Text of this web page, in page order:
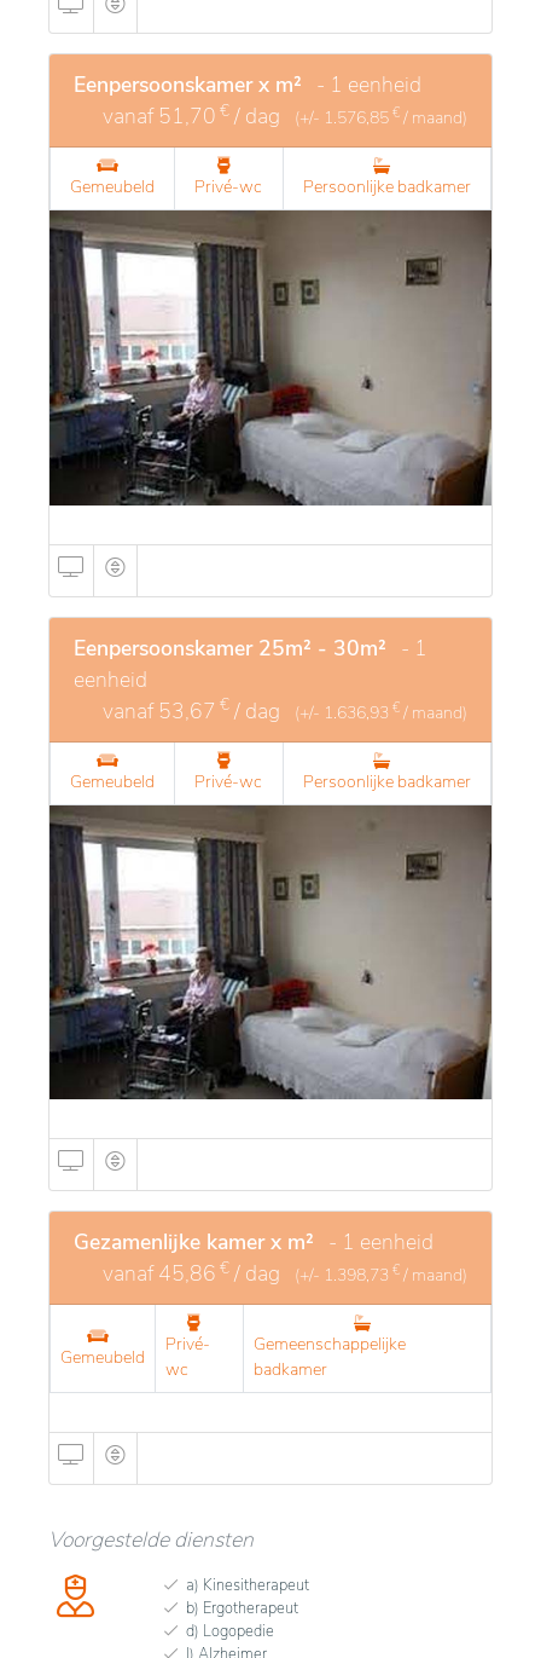
Eenpersoonskamer x m² - 1 eenheid
vanaf 51,70 € / dag (+/- 1.576,85 € / maand)
Gemeubeld Privé-wc Persoonlijke badkamer
Eenpersoonskamer 25m² - 30m² - 1
eenheid
vanaf 53,67 € / dag (+/- 1.636,93 € / maand)
Gemeubeld Privé-wc Persoonlijke badkamer
Gezamenlijke kamer x m² - 1 eenheid
vanaf45,86 € / dag (+/- 1.398,73 € / maand)
Gemeubeld
Privé-
wc
Gemeenschappelijke
badkamer
Voorgestelde diensten
a) Kinesitherapeut
b) Ergotherapeut
d) Logopedie